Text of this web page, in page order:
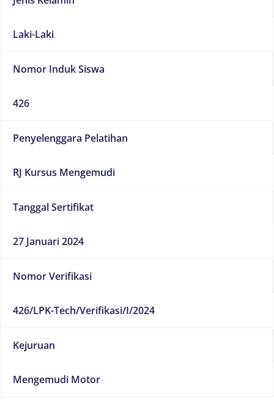
Laki-Laki
Nomor Induk Siswa
426
Penyelenggara Pelatihan
RJ Kursus Mengemudi
Tanggal Sertifikat
27 Januari 2024
Nomor Verifikasi
426/LPK-Tech/Verifikasi/I/2024
Kejuruan
Mengemudi Motor